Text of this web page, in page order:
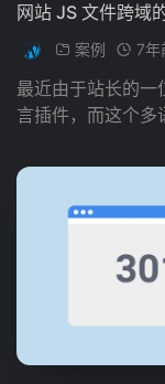
网站 JS 文件跨域
案例 7年
最近由于站长的一
言插件，而这个